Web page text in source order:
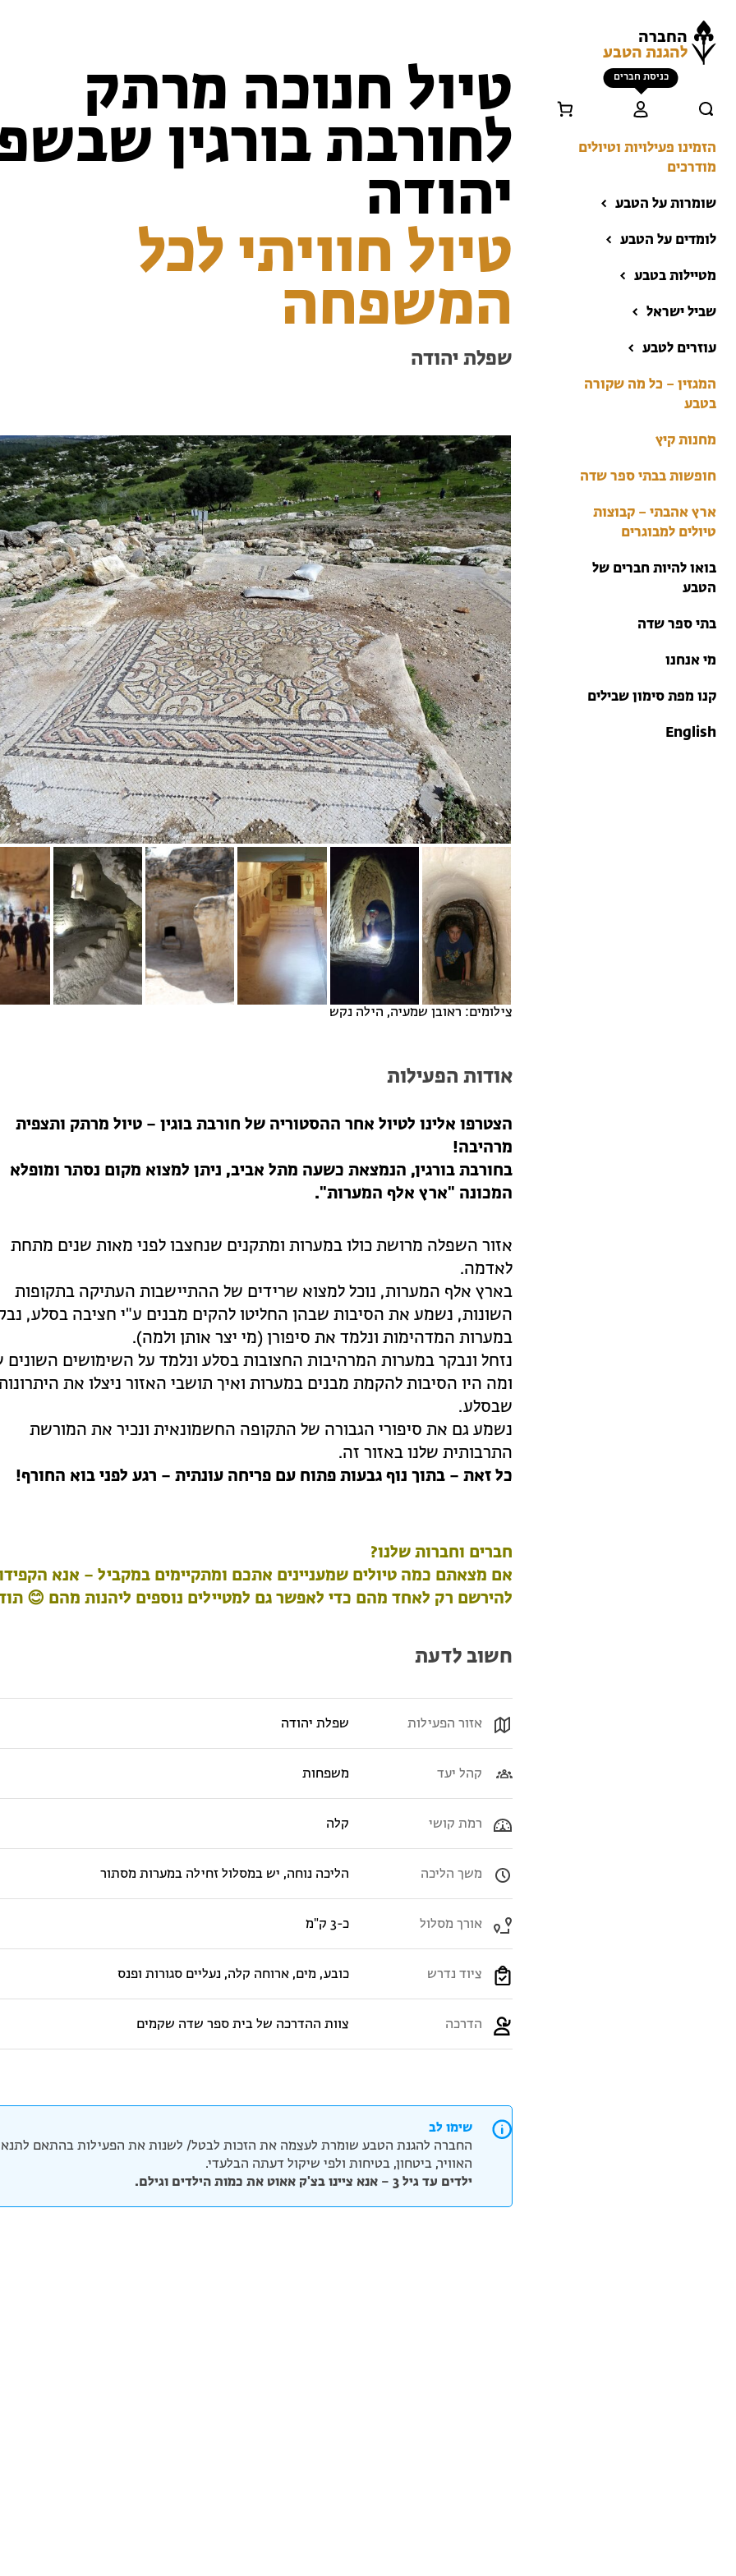
החברה
להגנת הטבע
כניסת חברים
הזמינו פעילויות וטיולים
מודרכים
שומרות על הטבע
לומדים על הטבע
מטיילות בטבע
הזמינו פעילויות וטיולים
טיולים למבוגרים: ארץ
מחנות קיץ
שביל ישראל
עוזרים לטבע
המגזין – כל מה שקורה
בטבע
מחנות קיץ
חופשות בבתי ספר שדה
ארץ אהבתי – קבוצות
טיולים למבוגרים
בואו להיות חברים של
הטבע
בתי ספר שדה
מי אנחנו
קנו מפת סימון שבילים
English
טיול חנוכה מרתק
לחורבת בורגין
יהודה
טיול חוויתי לכל
המשפחה
שפלת יהודה
צילומים: ראובן שמעיה, הילה נקש
אודות הפעילות
הצטרפו אלינו לטיול אחר ההסטוריה של חורבת בוגין – טיול מרתק ותצפית
מרהיבה!
בחורבת בורגין, הנמצאת כשעה מתל אביב, ניתן למצוא מקום נסתר ומופלא
המכונה "ארץ אלף המערות".
אזור השפלה מרושת כולו במערות ומתקנים שנחצבו לפני מאות שנים מתחת
לאדמה.
בארץ אלף המערות, נוכל למצוא שרידים של ההתיישבות העתיקה בתקופות
השונות, נשמע את הסיבות שבהן החליטו להקים מבנים ע"י חציבה בסלע,
במערות המדהימות ונלמד את סיפורן (מי יצר אותן ולמה).
נזחל ונבקר במערות המרהיבות החצובות בסלע ונלמד על השימושים השונים
ומה היו הסיבות להקמת מבנים במערות ואיך תושבי האזור ניצלו את
שבסלע.
נשמע גם את סיפורי הגבורה של התקופה החשמונאית ונכיר את המורשת
התרבותית שלנו באזור זה.
כל זאת – בתוך נוף גבעות פתוח עם פריחה עונתית – רגע לפני בוא החורף!
חברים וחברות שלנו?
אם מצאתם כמה טיולים שמעניינים אתכם ומתקיימים במקביל – אנא
להירשם רק לאחד מהם כדי לאפשר גם למטיילים נוספים ליהנות מהם 😊
חשוב לדעת
אזור הפעילות שפלת יהודה
קהל יעד משפחות
רמת קושי קלה
משך הליכה הליכה נוחה, יש במסלול זחילה במערות מסתור
אורך מסלול כ-3 ק"מ
ציוד נדרש כובע, מים, ארוחה קלה, נעליים סגורות ופנס
הדרכה צוות ההדרכה של בית ספר שדה שקמים
שימו לב
החברה להגנת הטבע שומרת לעצמה את הזכות לבטל/ לשנות את הפעילות בהתאם
האוויר, ביטחון, בטיחות ולפי שיקול דעתה הבלעדי.
ילדים עד גיל 3 – אנא ציינו בצ'ק אאוט את כמות הילדים וגילם.